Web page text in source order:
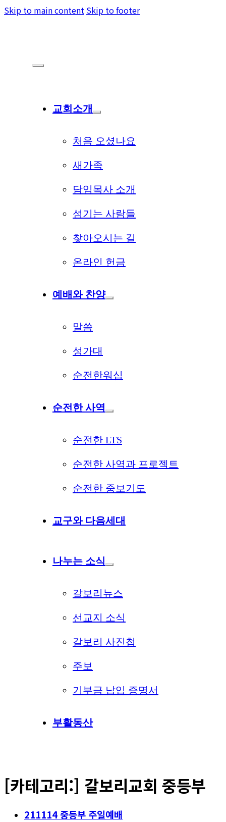
Skip to main content Skip to footer
교회소개
처음 오셨나요
새가족
담임목사 소개
섬기는 사람들
찾아오시는 길
온라인 헌금
예배와 찬양
말씀
성가대
순전한워십
순전한 사역
순전한 LTS
순전한 사역과 프로젝트
순전한 중보기도
교구와 다음세대
나누는 소식
갈보리뉴스
선교지 소식
갈보리 사진첩
주보
기부금 납입 증명서
부활동산
[카테고리:] 갈보리교회 중등부
211114 중등부 주일예배